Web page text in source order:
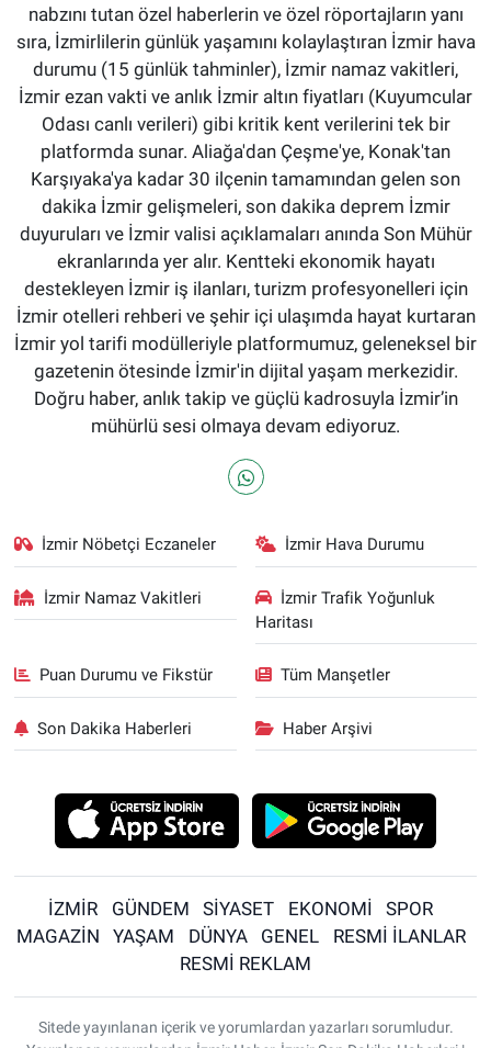
nabzını tutan özel haberlerin ve özel röportajların yanı
sıra, İzmirlilerin günlük yaşamını kolaylaştıran İzmir hava
durumu (15 günlük tahminler), İzmir namaz vakitleri,
İzmir ezan vakti ve anlık İzmir altın fiyatları (Kuyumcular
Odası canlı verileri) gibi kritik kent verilerini tek bir
platformda sunar. Aliağa'dan Çeşme'ye, Konak'tan
Karşıyaka'ya kadar 30 ilçenin tamamından gelen son
dakika İzmir gelişmeleri, son dakika deprem İzmir
duyuruları ve İzmir valisi açıklamaları anında Son Mühür
ekranlarında yer alır. Kentteki ekonomik hayatı
destekleyen İzmir iş ilanları, turizm profesyonelleri için
İzmir otelleri rehberi ve şehir içi ulaşımda hayat kurtaran
İzmir yol tarifi modülleriyle platformumuz, geleneksel bir
gazetenin ötesinde İzmir'in dijital yaşam merkezidir.
Doğru haber, anlık takip ve güçlü kadrosuyla İzmir’in
mühürlü sesi olmaya devam ediyoruz.
İzmir Nöbetçi Eczaneler İzmir Hava Durumu
İzmir Namaz Vakitleri
İzmir Trafik Yoğunluk
Haritası
Puan Durumu ve Fikstür Tüm Manşetler
Son Dakika Haberleri Haber Arşivi
İZMİR GÜNDEM SİYASET EKONOMİ
SPOR
MAGAZİN
YAŞAM DÜNYA GENEL
RESMİ İLANLAR
RESMİ REKLAM
Sitede yayınlanan içerik ve yorumlardan yazarları sorumludur.